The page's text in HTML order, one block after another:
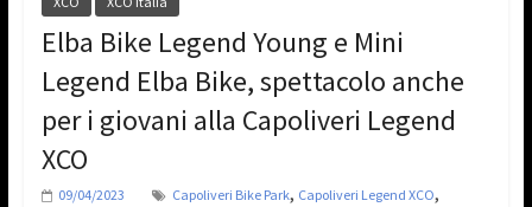
Elba Bike Legend Young e Mini
Legend Elba Bike, spettacolo anche
per i giovani alla Capoliveri Legend
XCO
09/04/2023 Capoliveri Bike Park, Capoliveri Legend XCO,